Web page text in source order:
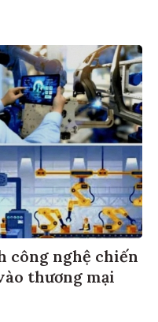
công nghệ chiến
thương mại